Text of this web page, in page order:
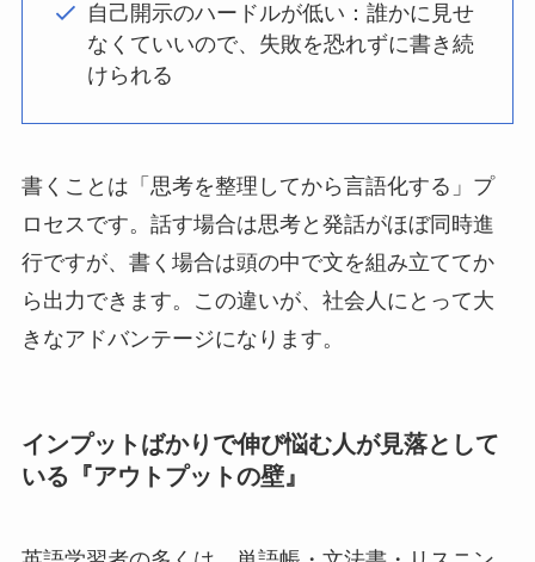
自己開示のハードルが低い：誰かに見せ
なくていいので、失敗を恐れずに書き続
けられる
書くことは「思考を整理してから言語化する」プ
ロセスです。話す場合は思考と発話がほぼ同時進
行ですが、書く場合は頭の中で文を組み立ててか
ら出力できます。この違いが、社会人にとって大
きなアドバンテージになります。
インプットばかりで伸び悩む人が見落として
いる『アウトプットの壁』